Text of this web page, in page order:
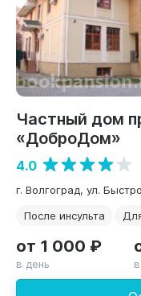
Частный дом
«ДоброДом»
4.0
г. Волгоград, ул.
После инсульта
от 1 000 ₽
в день